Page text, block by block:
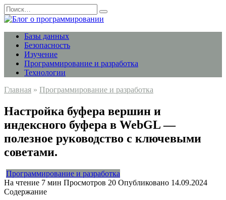
Перейти
к
содержанию
Search
for:
Базы данных
Безопасность
Изучение
Программирование и разработка
Технологии
Главная » Программирование и разработка
Настройка буфера вершин и
индексного буфера в WebGL —
полезное руководство с ключевыми
советами.
Программирование и разработка
На чтение 7 мин Просмотров 20 Опубликовано 14.09.2024
Содержание